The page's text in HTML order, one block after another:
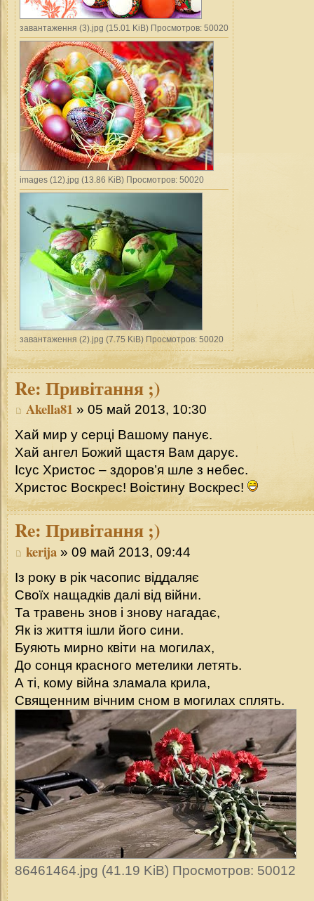
завантаження (3).jpg (15.01 KiB) Просмотров: 50020
images (12).jpg (13.86 KiB) Просмотров: 50020
завантаження (2).jpg (7.75 KiB) Просмотров: 50020
Re: Привітання ;)
Akella81 » 05 май 2013, 10:30
Хай мир у серці Вашому панує.
Хай ангел Божий щастя Вам дарує.
Ісус Христос – здоров’я шле з небес.
Христос Воскрес! Воістину Воскрес!
Re: Привітання ;)
kerija » 09 май 2013, 09:44
Із року в рік часопис віддаляє
Своїх нащадків далі від війни.
Та травень знов і знову нагадає,
Як із життя ішли його сини.
Буяють мирно квіти на могилах,
До сонця красного метелики летять.
А ті, кому війна зламала крила,
Священним вічним сном в могилах сплять.
86461464.jpg (41.19 KiB) Просмотров: 50012